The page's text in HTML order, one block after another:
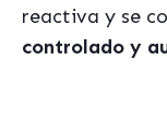
reactiva y se
controlado y